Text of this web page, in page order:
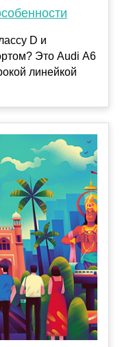
D и
Это Audi А6
линейкой